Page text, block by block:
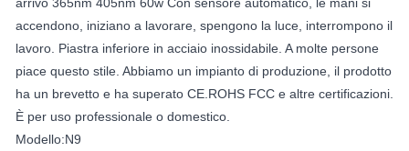
accendono, iniziano a lavorare, spengono la luce, interrompono il
lavoro. Piastra inferiore in acciaio inossidabile. A molte persone
piace questo stile. Abbiamo un impianto di produzione, il prodotto
ha un brevetto e ha superato CE.ROHS FCC e altre certificazioni.
È per uso professionale o domestico.
Modello:N9